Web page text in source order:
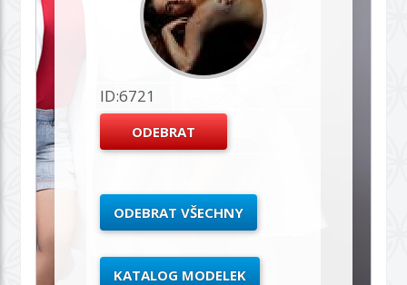
ID:6721
ODEBRAT VŠECHNY
KATALOG MODELEK